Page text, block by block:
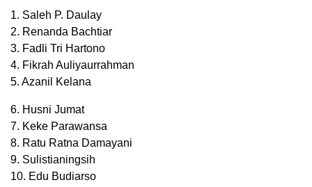
1. Saleh P. Daulay
2. Renanda Bachtiar
3. Fadli Tri Hartono
4. Fikrah Auliyaurrahman
5. Azanil Kelana
6. Husni Jumat
7. Keke Parawansa
8. Ratu Ratna Damayani
9. Sulistianingsih
10. Edu Budiarso